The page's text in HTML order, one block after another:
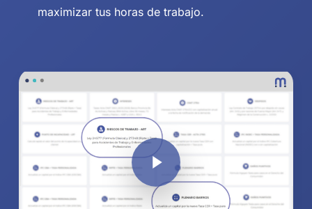
maximizar tus horas de trabajo.
Play Video
Play Video